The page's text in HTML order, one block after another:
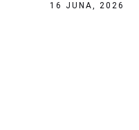
16 JUNA, 2026